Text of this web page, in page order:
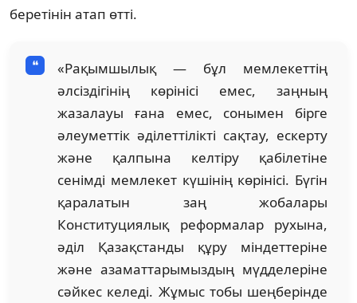
беретінін атап өтті.
«Рақымшылық — бұл мемлекеттің
әлсіздігінің көрінісі емес, заңның
жазалауы ғана емес, сонымен бірге
әлеуметтік әділеттілікті сақтау, ескерту
және қалпына келтіру қабілетіне
сенімді мемлекет күшінің көрінісі. Бүгін
қаралатын заң жобалары
Конституциялық реформалар рухына,
әділ Қазақстанды құру міндеттеріне
және азаматтарымыздың мүдделеріне
сәйкес келеді. Жұмыс тобы шеңберінде